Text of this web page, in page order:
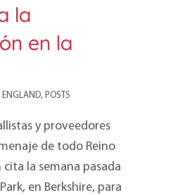
la
en la
ENGLAND, POSTS
y proveedores
de todo Reino
la semana pasada
en Berkshire, para